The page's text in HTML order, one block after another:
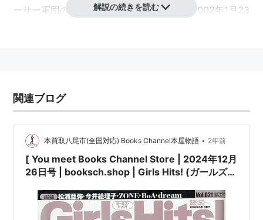
ーサー軍団の一人笹路正徳Ｐに認められ、2002年1月23
プロフィール
出身地：愛知県生まれ愛知県育ち
血液型：A型
身長：１５７ｃｍ
趣味：デジカメでの写真撮影
好きなもの ：
解説の続きを読む
関連ブログ
本買取八尾市(全国対応) Books Channel本屋物語 • 2年前
[ You meet Books Channel Store | 2024年12月
26日号 | booksch.shop | Girls Hits! (ガールズ・
学習研究社 | 2002年3月1日発行 | #今井絵理子 #
鬼束ちひろ 他 |